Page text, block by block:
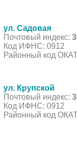
ул. Садовая
Почтовый индекс:
Код ИФНС: 0912
Районный код
ул. Крупской
Почтовый индекс:
Код ИФНС: 0912
Районный код